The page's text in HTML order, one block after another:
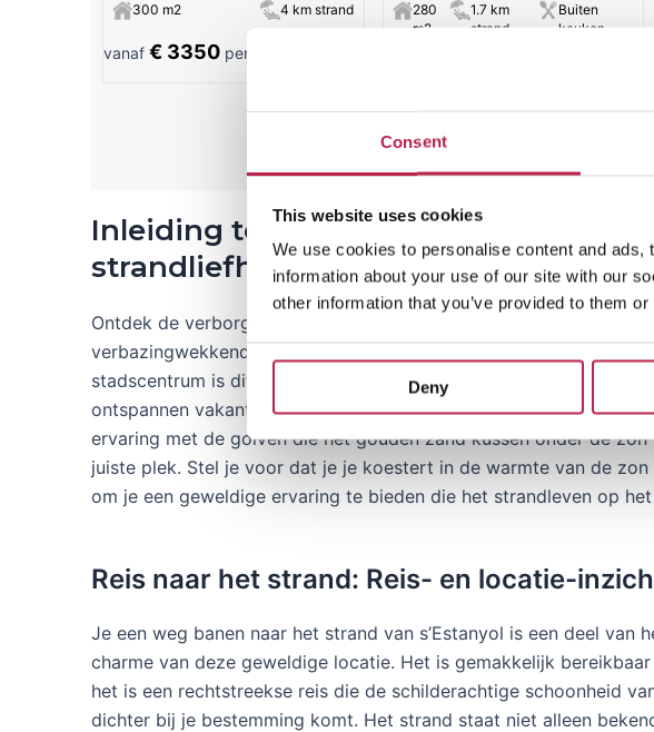
Consent
This website uses cookies
We use cookies to personalise content and
information about your use of our site with our
other information that you’ve provided to them
Deny
300 m2 4 km strand
vanaf € 3350 per week
280
m2
1.7 km
strand
Buiten
keuken
Inleiding tot S'Estanyol: De haven voor
strandliefhebbers
Ontdek de verborgen parel van Ibiza, het spectaculaire strand van
verbazingwekkende locatie en de poort naar de perfecte
stadscentrum is dit strand een toevluchtsoord voor
ontspannen vakantie te midden van prachtige uitzichten. Als je
ervaring met de golven die het gouden zand kussen onder de
juiste plek. Stel je voor dat je je koestert in de warmte van de
om je een geweldige ervaring te bieden die het strandleven op
Reis naar het strand: Reis- en locatie-
Je een weg banen naar het strand van s’Estanyol is een deel van
charme van deze geweldige locatie. Het is gemakkelijk
het is een rechtstreekse reis die de schilderachtige schoonheid
dichter bij je bestemming komt. Het strand staat niet alleen